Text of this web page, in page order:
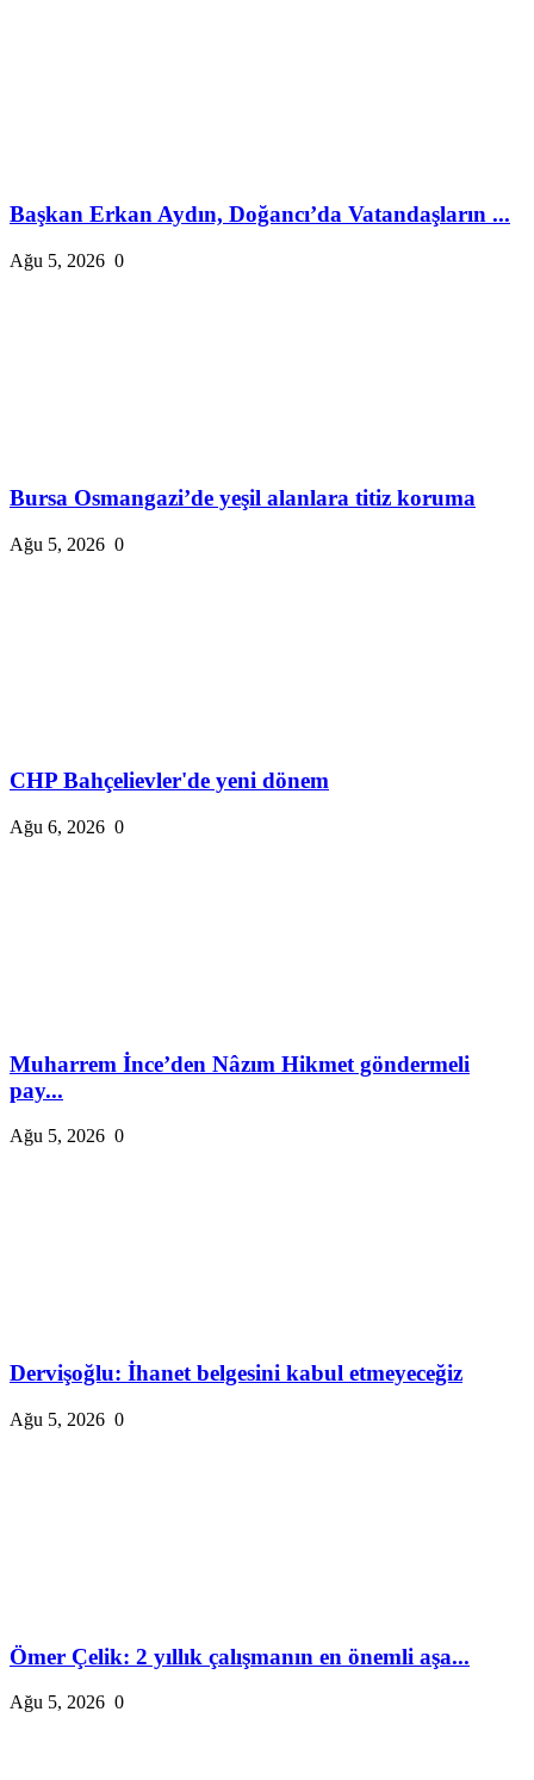
Başkan Erkan Aydın, Doğancı’da Vatandaşların ...
Ağu 5, 2026 0
Bursa Osmangazi’de yeşil alanlara titiz koruma
Ağu 5, 2026 0
CHP Bahçelievler'de yeni dönem
Ağu 6, 2026 0
Muharrem İnce’den Nâzım Hikmet göndermeli
pay...
Ağu 5, 2026 0
Dervişoğlu: İhanet belgesini kabul etmeyeceğiz
Ağu 5, 2026 0
Ömer Çelik: 2 yıllık çalışmanın en önemli aşa...
Ağu 5, 2026 0